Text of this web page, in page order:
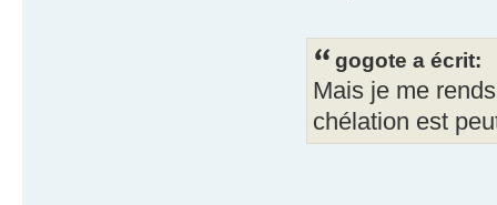
gogote a écrit:
Mais je me
chélation est